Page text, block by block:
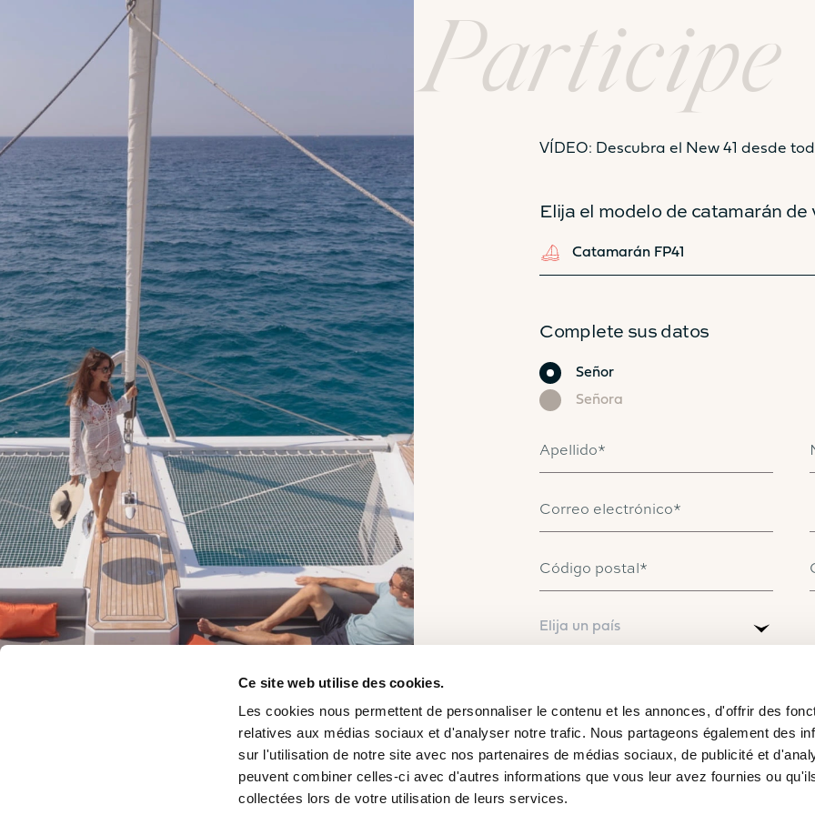
Ce site web utilise des cookies.
Les cookies nous permettent de personnaliser le contenu et les annonces, d'offrir des
relatives aux médias sociaux et d'analyser notre trafic. Nous partageons également des
sur l'utilisation de notre site avec nos partenaires de médias sociaux, de publicité et
peuvent combiner celles-ci avec d'autres informations que vous leur avez fournies ou
collectées lors de votre utilisation de leurs services.
* Todos los campos son obligatorios
Participe
VÍDEO: Descubra el New 41 desde
Elija el modelo de catamarán de
Catamarán FP41
Complete sus datos
Civilidad
Señor
Señora
Apellido*
Correo electrónico*
Código postal*
País*
Elija un país
este sitio web. Acepto que la información
procesará para permitir que Fountaine Pajot
relación comercial resultante de mi solicitud.*
Recibe nuestras novedades exclusivas e
Acepto ser contactado por WhatsApp o SMS
Comparar
modelos
41
Catamarán
FP41